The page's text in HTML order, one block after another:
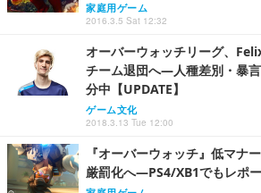
家庭用ゲーム
2016.3.5 Sat 12:32
オーバーウォッチリーグ、
チーム退団へ―人種差別・暴
分中【UPDATE】
ゲーム文化
2018.3.13 Tue 12:00
『オーバーウォッチ』低マナ
厳罰化へ―PS4/XB1でもレポ